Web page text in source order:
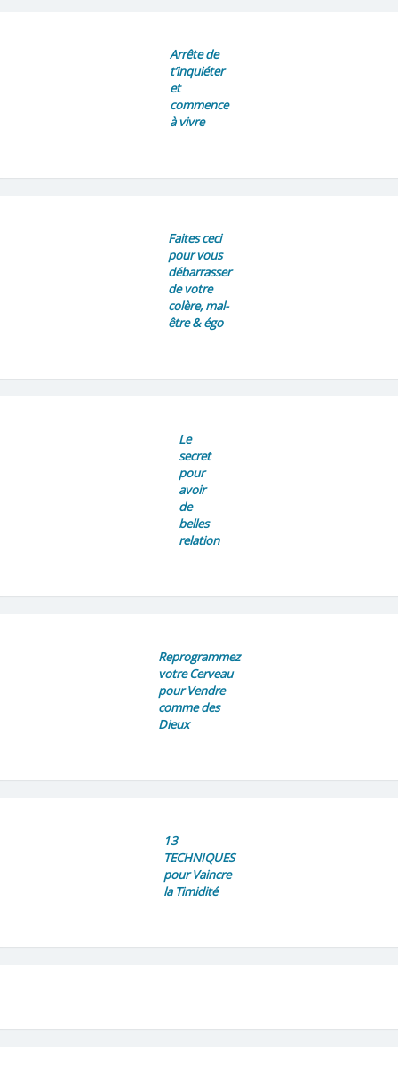
Arrête de
t’inquiéter
et
commence
à vivre
Faites ceci
pour vous
débarrasser
de votre
colère, mal-
être & égo
Le
secret
pour
avoir
de
belles
relation
Reprogrammez
votre Cerveau
pour Vendre
comme des
Dieux
13
TECHNIQUES
pour Vaincre
la Timidité